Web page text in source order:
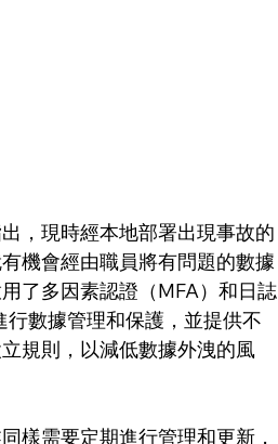
，現時經本地部署出現事故的
機會經由職員將有問題的數據
了多因素認證（MFA）和日誌
數據管理和保護，並提供不
規則，以減低數據外洩的風
樣需要定期進行管理和更新，